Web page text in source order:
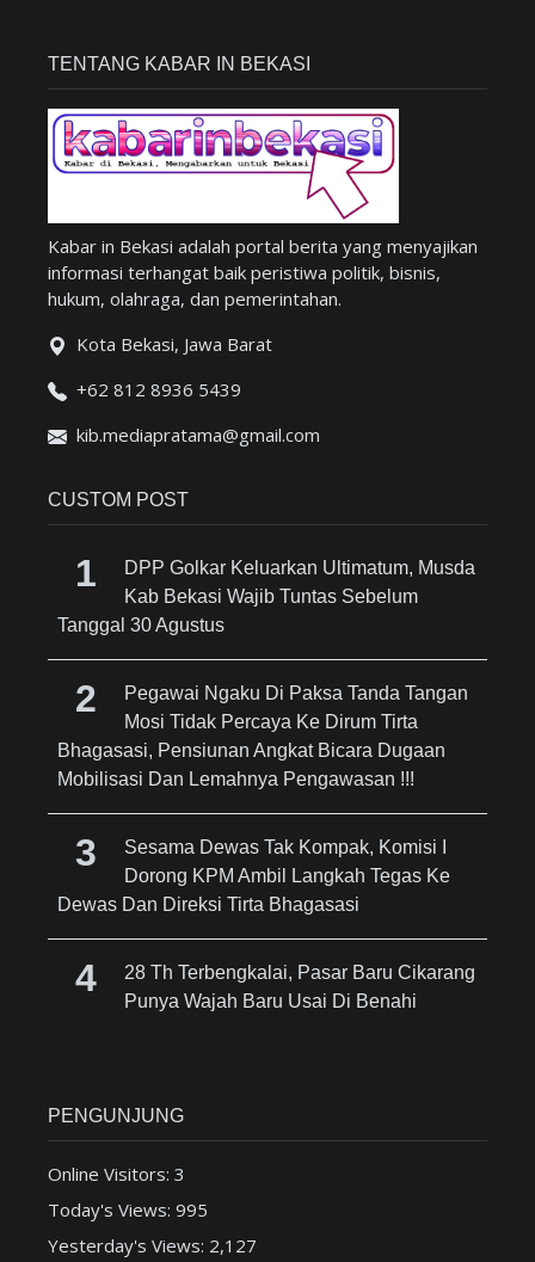
TENTANG KABAR IN BEKASI
Kabar in Bekasi adalah portal berita yang menyajikan
informasi terhangat baik peristiwa politik, bisnis,
hukum, olahraga, dan pemerintahan.
Kota Bekasi, Jawa Barat
+62 812 8936 5439
kib.mediapratama@gmail.com
CUSTOM POST
DPP Golkar Keluarkan Ultimatum, Musda
Kab Bekasi Wajib Tuntas Sebelum
Tanggal 30 Agustus
Pegawai Ngaku Di Paksa Tanda Tangan
Mosi Tidak Percaya Ke Dirum Tirta
Bhagasasi, Pensiunan Angkat Bicara Dugaan
Mobilisasi Dan Lemahnya Pengawasan !!!
Sesama Dewas Tak Kompak, Komisi I
Dorong KPM Ambil Langkah Tegas Ke
Dewas Dan Direksi Tirta Bhagasasi
28 Th Terbengkalai, Pasar Baru Cikarang
Punya Wajah Baru Usai Di Benahi
PENGUNJUNG
Online Visitors: 3
Today's Views: 995
Yesterday's Views: 2,127